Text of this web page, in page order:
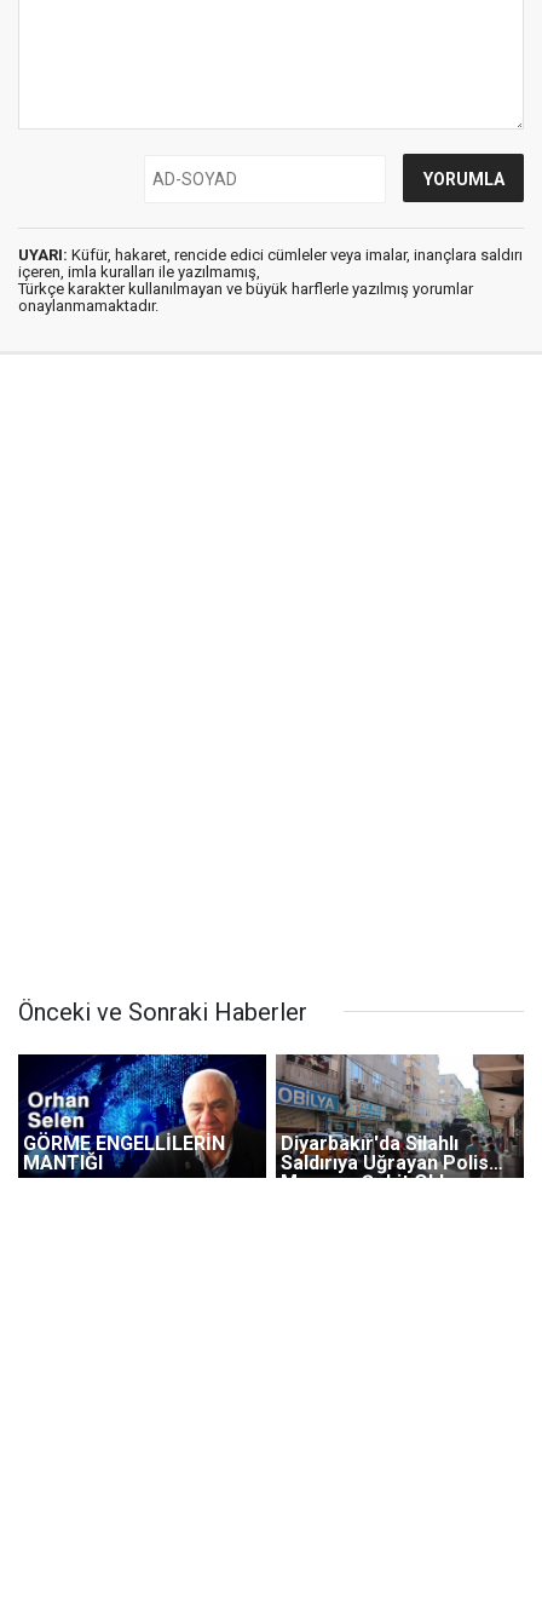
UYARI: Küfür, hakaret, rencide edici cümleler veya imalar, inançlara saldırı
içeren, imla kuralları ile yazılmamış,
Türkçe karakter kullanılmayan ve büyük harflerle yazılmış yorumlar
onaylanmamaktadır.
Önceki ve Sonraki Haberler
GÖRME ENGELLİLERİN
MANTIĞI
Diyarbakır'da Silahlı
Saldırıya Uğrayan Polis
Memuru Şehit Oldu